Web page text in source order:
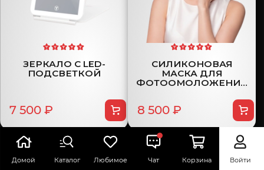
Домой Каталог Любимое Чат Корзина Войти
ЗЕРКАЛО С LED-
ПОДСВЕТКОЙ
7 500 ₽
СИЛИКОНОВАЯ
МАСКА ДЛЯ
ФОТООМОЛОЖЕНИЯ
8 500 ₽
смотреть все